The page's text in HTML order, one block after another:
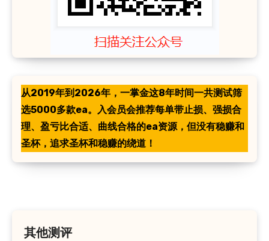
从2019年到2026年，一掌金这8年时间一共测试筛
选5000多款ea。入会员会推荐每单带止损、强损合
理、盈亏比合适、曲线合格的ea资源，但没有稳赚和
圣杯，追求圣杯和稳赚的绕道！
其他测评